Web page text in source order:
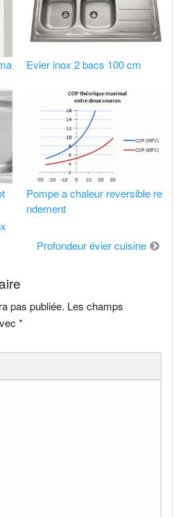
Evier inox 2 bacs 100 cm
Pompe a chaleur reversible re
ndement
Profondeur évier cuisine
pas publiée. Les champs
*